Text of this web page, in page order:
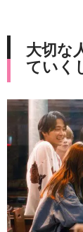
大切な
ていく